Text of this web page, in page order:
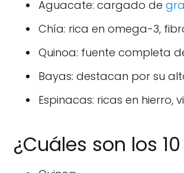
Aguacate: cargado de
Chía: rica en omega-3,
Quinoa: fuente completa
Bayas: destacan por su
Espinacas: ricas en hierro,
¿Cuáles son los